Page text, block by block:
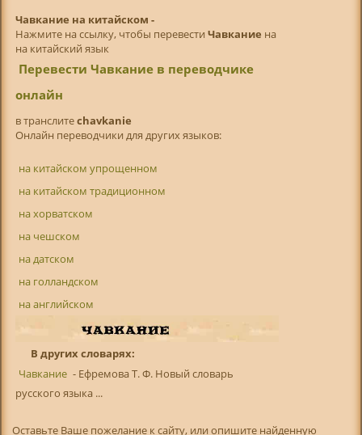
Чавкание на китайском -
Нажмите на ссылку, чтобы перевести Чавкание на
на китайский язык
Перевести Чавкание в переводчике
онлайн
в транслитechavkanie
Онлайн переводчики для других языков:
на китайском упрощенном
на китайском традиционном
на хорватском
на чешском
на датском
на голландском
на английском
В других словарях:
Чавкание - Ефремова Т. Ф. Новый словарь
русского языка ...
Оставьте Ваше пожелание к сайту, или опишите найденную